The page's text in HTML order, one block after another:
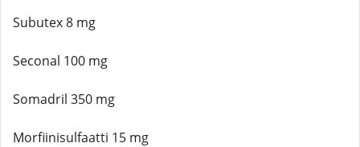
Subutex 8 mg
Seconal 100 mg
Somadril 350 mg
Morfiinisulfaatti 15 mg